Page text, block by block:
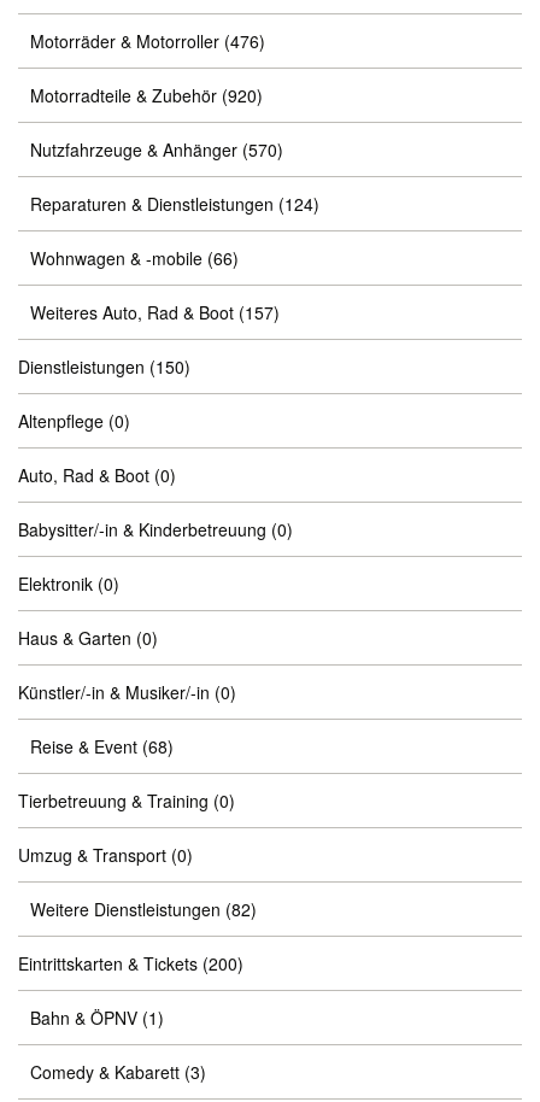
Motorräder & Motorroller (476)
Motorradteile & Zubehör (920)
Nutzfahrzeuge & Anhänger (570)
Reparaturen & Dienstleistungen (124)
Wohnwagen & -mobile (66)
Weiteres Auto, Rad & Boot (157)
Dienstleistungen (150)
Altenpflege (0)
Auto, Rad & Boot (0)
Babysitter/-in & Kinderbetreuung (0)
Elektronik (0)
Haus & Garten (0)
Künstler/-in & Musiker/-in (0)
Reise & Event (68)
Tierbetreuung & Training (0)
Umzug & Transport (0)
Weitere Dienstleistungen (82)
Eintrittskarten & Tickets (200)
Bahn & ÖPNV (1)
Comedy & Kabarett (3)